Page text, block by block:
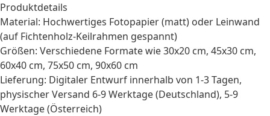
Produktdetails
Material: Hochwertiges Fotopapier (matt) oder Leinwand
(auf Fichtenholz-Keilrahmen gespannt)
Größen: Verschiedene Formate wie 30x20 cm, 45x30 cm,
60x40 cm, 75x50 cm, 90x60 cm
Lieferung: Digitaler Entwurf innerhalb von 1-3 Tagen,
physischer Versand 6-9 Werktage (Deutschland), 5-9
Werktage (Österreich)